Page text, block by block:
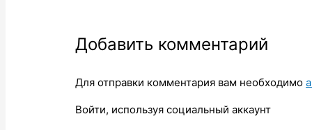
Добавить комментарий
Для отправки комментария вам необходимо
Войти, используя социальный аккаунт